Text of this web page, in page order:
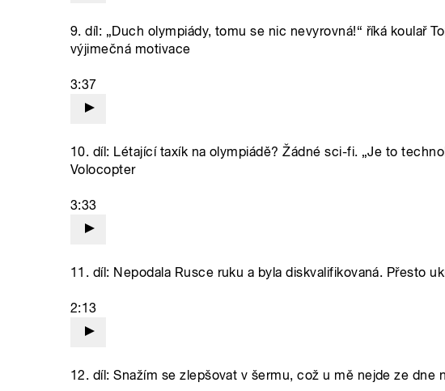
9. díl: „Duch olympiády, tomu se nic nevyrovná!“ říká koulař
výjimečná motivace
3:37
10. díl: Létající taxík na olympiádě? Žádné sci-fi. „Je to
Volocopter
3:33
11. díl: Nepodala Rusce ruku a byla diskvalifikovaná. Přesto
2:13
12. díl: Snažím se zlepšovat v šermu, což u mě nejde ze dne